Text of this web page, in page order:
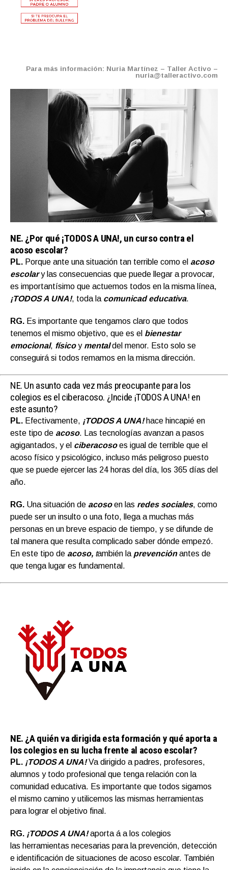
Para más información: Nuria Martínez – Taller Activo –
nuria@talleractivo.com
NE. ¿Por qué ¡TODOS A UNA!, un curso contra el
acoso escolar?
PL. Porque ante una situación tan terrible como el acoso
escolary las consecuencias que puede llegar a provocar,
es importantísimo que actuemos todos en la misma línea,
¡TODOS A UNA!, toda la comunicad educativa.
RG. Es importante que tengamos claro que todos
tenemos el mismo objetivo, que es el bienestar
emocional, físicoy mentaldel menor. Esto solo se
conseguirá si todos remamos en la misma dirección.
NE. Un asunto cada vez más preocupante para los
colegios es el ciberacoso. ¿Incide ¡TODOS A UNA! en
este asunto?
PL. Efectivamente, ¡TODOS A UNA!hace hincapié en
este tipo de acoso. Las tecnologías avanzan a pasos
agigantados, y el ciberacosoes igual de terrible que el
acoso físico y psicológico, incluso más peligroso puesto
que se puede ejercer las 24 horas del día, los 365 días del
año.
RG. Una situación de acosoen las redes sociales, como
puede ser un insulto o una foto, llega a muchas más
personas en un breve espacio de tiempo, y se difunde de
tal manera que resulta complicado saber dónde empezó.
En este tipo de acoso, también la prevenciónantes de
que tenga lugar es fundamental.
NE. ¿A quién va dirigida esta formación y qué aporta a
los colegios en su lucha frente al acoso escolar?
PL. ¡TODOS A UNA!Va dirigido a padres, profesores,
alumnos y todo profesional que tenga relación con la
comunidad educativa. Es importante que todos sigamos
el mismo camino y utilicemos las mismas herramientas
para lograr el objetivo final.
RG. ¡TODOS A UNA! aporta á a los colegios
las herramientas necesarias para la prevención, detección
e identificación de situaciones de acoso escolar. También